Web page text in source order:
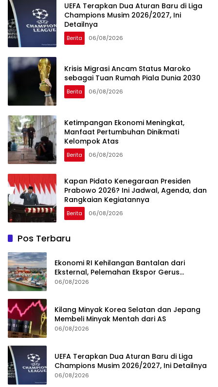
UEFA Terapkan Dua Aturan Baru di Liga
Champions Musim 2026/2027, Ini
Detailnya
Berita 06/08/2026
Krisis Migrasi Ancam Status Maroko
sebagai Tuan Rumah Piala Dunia 2030
Berita 06/08/2026
Ketimpangan Ekonomi Meningkat,
Manfaat Pertumbuhan Dinikmati
Kelompok Atas
Berita 06/08/2026
Kapan Pidato Kenegaraan Presiden
Prabowo 2026? Ini Jadwal, Agenda, dan
Rangkaian Kegiatannya
Berita 06/08/2026
Pos Terbaru
Ekonomi RI Kehilangan Bantalan dari
Eksternal, Pelemahan Ekspor Gerus
Pertumbuhan
06/08/2026
Kilang Minyak Korea Selatan dan Jepang
Membeli Minyak Mentah dari AS
06/08/2026
UEFA Terapkan Dua Aturan Baru di Liga
Champions Musim 2026/2027, Ini Detailnya
06/08/2026